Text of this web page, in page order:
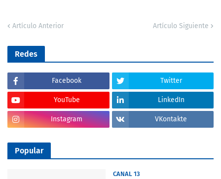
Artículo Anterior Artículo Siguiente
Redes
Facebook Twitter
YouTube LinkedIn
Instagram VKontakte
Popular
CANAL 13